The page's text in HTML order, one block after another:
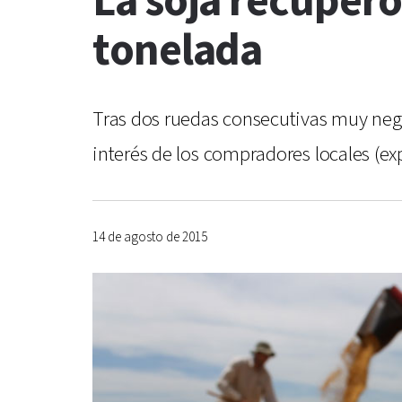
tonelada
Tras dos ruedas consecutivas muy
interés de los compradores locales
14 de agosto de 2015